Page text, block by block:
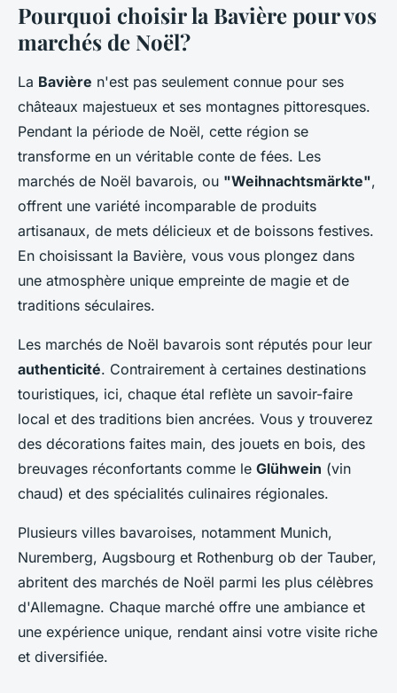
Pourquoi choisir la Bavière pour vos
marchés de Noël?
La Bavière n'est pas seulement connue pour ses
châteaux majestueux et ses montagnes pittoresques.
Pendant la période de Noël, cette région se
transforme en un véritable conte de fées. Les
marchés de Noël bavarois, ou "Weihnachtsmärkte",
offrent une variété incomparable de produits
artisanaux, de mets délicieux et de boissons festives.
En choisissant la Bavière, vous vous plongez dans
une atmosphère unique empreinte de magie et de
traditions séculaires.
Les marchés de Noël bavarois sont réputés pour leur
authenticité. Contrairement à certaines destinations
touristiques, ici, chaque étal reflète un savoir-faire
local et des traditions bien ancrées. Vous y trouverez
des décorations faites main, des jouets en bois, des
breuvages réconfortants comme le Glühwein (vin
chaud) et des spécialités culinaires régionales.
Plusieurs villes bavaroises, notamment Munich,
Nuremberg, Augsbourg et Rothenburg ob der Tauber,
abritent des marchés de Noël parmi les plus célèbres
d'Allemagne. Chaque marché offre une ambiance et
une expérience unique, rendant ainsi votre visite riche
et diversifiée.